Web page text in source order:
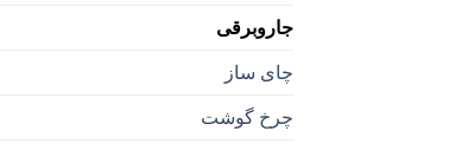
جاروبرقی
چای ساز
چرخ گوشت